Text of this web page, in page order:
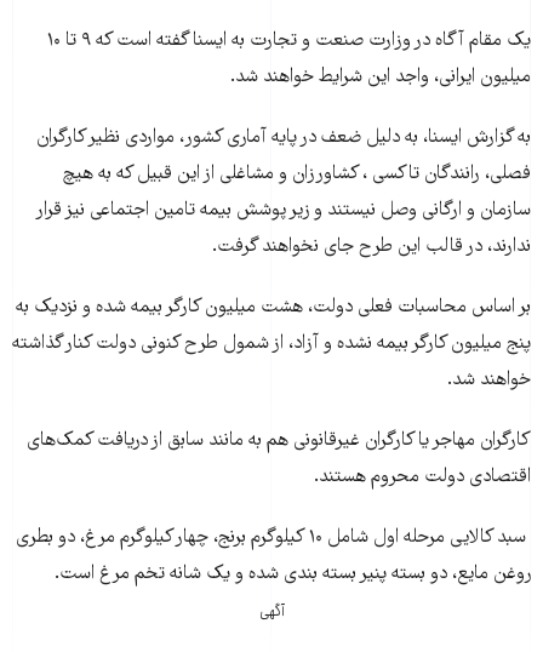
یک مقام آگاه در وزارت صنعت و تجارت به ایسنا گفته است که ۹ تا ۱۰
میلیون ایرانی، واجد این شرایط خواهند شد.
به گزارش ایسنا، به دلیل ضعف در پایه آماری کشور، مواردی نظیر کارگران
فصلی، رانندگان تاکسی ، کشاورزان و مشاغلی از این قبیل که به هیچ
سازمان و ارگانی وصل نیستند و زیر پوشش بیمه تامین اجتماعی نیز قرار
ندارند، در قالب این طرح جای نخواهند گرفت.
بر اساس محاسبات فعلی دولت، هشت میلیون کارگر بیمه شده و نزدیک به
پنج میلیون کارگر بیمه نشده و آزاد، از شمول طرح کنونی دولت کنار گذاشته
خواهند شد.
کارگران مهاجر یا کارگران غیرقانونی هم به مانند سابق از دریافت کمک‌های
اقتصادی دولت محروم هستند.
سبد کالایی مرحله اول شامل ۱۰ کیلوگرم برنج، چهار کیلوگرم مرغ، دو بطری
روغن مایع‌، دو بسته پنیر بسته بندی شده و یک شانه تخم مرغ است.
آگهی